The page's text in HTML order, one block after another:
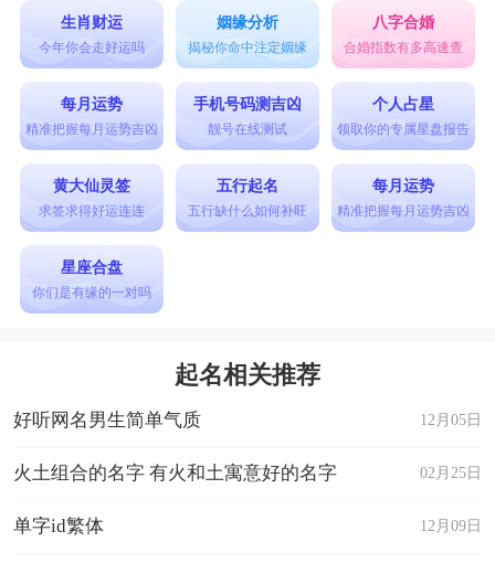
生肖财运
今年你会走好运吗
姻缘分析
揭秘你命中注定姻缘
八字合婚
合婚指数有多高速查
每月运势
精准把握每月运势吉凶
手机号码测吉凶
靓号在线测试
个人占星
领取你的专属星盘报告
黄大仙灵签
求签求得好运连连
五行起名
五行缺什么如何补旺
每月运势
精准把握每月运势吉凶
星座合盘
你们是有缘的一对吗
起名相关推荐
12月05日
好听网名男生简单气质
02月25日
火土组合的名字 有火和土寓意好的名字
12月09日
单字id繁体